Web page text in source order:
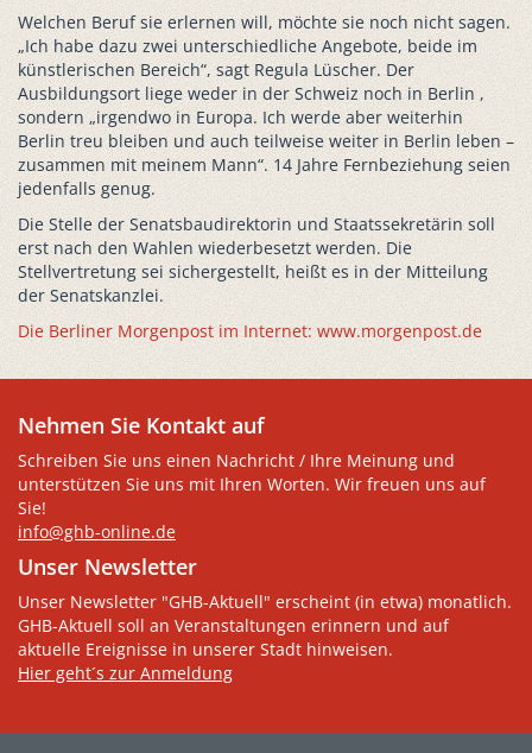
Welchen Beruf sie erlernen will, möchte sie noch nicht sagen.
„Ich habe dazu zwei unterschiedliche Angebote, beide im
künstlerischen Bereich“, sagt Regula Lüscher. Der
Ausbildungsort liege weder in der Schweiz noch in Berlin ,
sondern „irgendwo in Europa. Ich werde aber weiterhin
Berlin treu bleiben und auch teilweise weiter in Berlin leben –
zusammen mit meinem Mann“. 14 Jahre Fernbeziehung seien
jedenfalls genug.
Die Stelle der Senatsbaudirektorin und Staatssekretärin soll
erst nach den Wahlen wiederbesetzt werden. Die
Stellvertretung sei sichergestellt, heißt es in der Mitteilung
der Senatskanzlei.
Die Berliner Morgenpost im Internet: www.morgenpost.de
Nehmen Sie Kontakt auf
Schreiben Sie uns einen Nachricht / Ihre Meinung und
unterstützen Sie uns mit Ihren Worten. Wir freuen uns auf
Sie!
info@ghb-online.de
Unser Newsletter
Unser Newsletter "GHB-Aktuell" erscheint (in etwa) monatlich.
GHB-Aktuell soll an Veranstaltungen erinnern und auf
aktuelle Ereignisse in unserer Stadt hinweisen.
Hier geht´s zur Anmeldung